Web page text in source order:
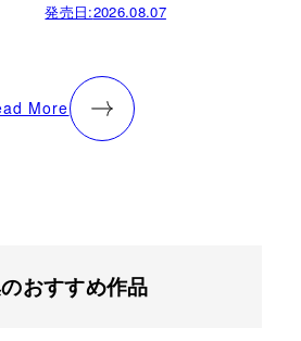
発売日:2026.08.07
More
おすすめ作品